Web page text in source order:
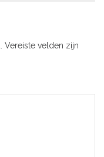
Vereiste velden zijn